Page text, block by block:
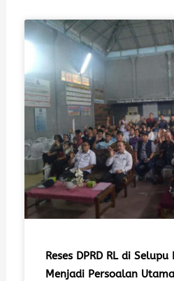
Reses DPRD RL di
Menjadi Persoalan Utama